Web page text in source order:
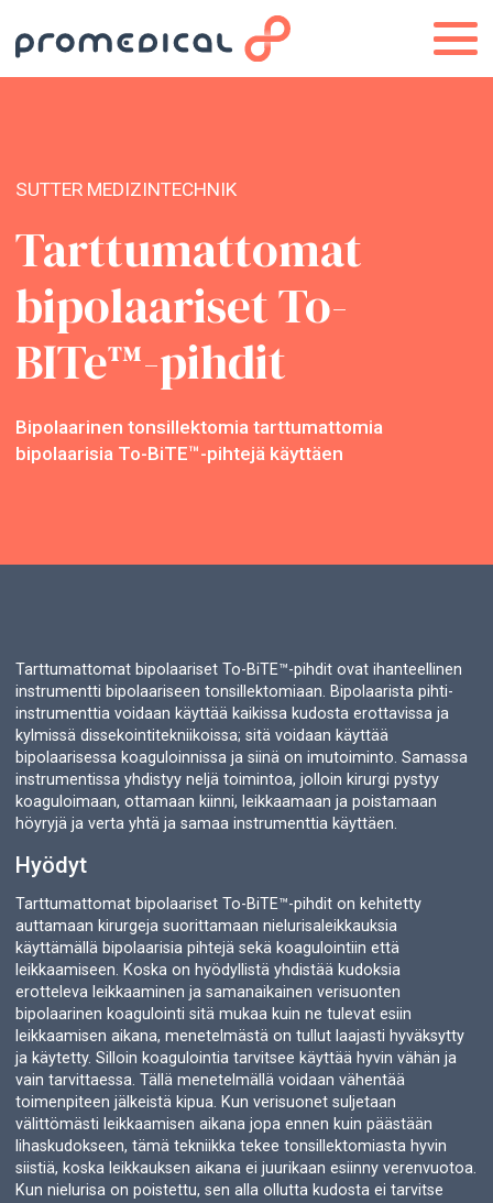
SUTTER MEDIZINTECHNIK
Tarttumattomat
bipolaariset To-
BITe™-pihdit
Bipolaarinen tonsillektomia tarttumattomia
bipolaarisia To-BiTE™-pihtejä käyttäen
Tarttumattomat bipolaariset To-BiTE™-pihdit ovat ihanteellinen
instrumentti bipolaariseen tonsillektomiaan. Bipolaarista pihti-
instrumenttia voidaan käyttää kaikissa kudosta erottavissa ja
kylmissä dissekointitekniikoissa; sitä voidaan käyttää
bipolaarisessa koaguloinnissa ja siinä on imutoiminto. Samassa
instrumentissa yhdistyy neljä toimintoa, jolloin kirurgi pystyy
koaguloimaan, ottamaan kiinni, leikkaamaan ja poistamaan
höyryjä ja verta yhtä ja samaa instrumenttia käyttäen.
Hyödyt
Tarttumattomat bipolaariset To-BiTE™-pihdit on kehitetty
auttamaan kirurgeja suorittamaan nielurisaleikkauksia
käyttämällä bipolaarisia pihtejä sekä koagulointiin että
leikkaamiseen. Koska on hyödyllistä yhdistää kudoksia
erotteleva leikkaaminen ja samanaikainen verisuonten
bipolaarinen koagulointi sitä mukaa kuin ne tulevat esiin
leikkaamisen aikana, menetelmästä on tullut laajasti hyväksytty
ja käytetty. Silloin koagulointia tarvitsee käyttää hyvin vähän ja
vain tarvittaessa. Tällä menetelmällä voidaan vähentää
toimenpiteen jälkeistä kipua. Kun verisuonet suljetaan
välittömästi leikkaamisen aikana jopa ennen kuin päästään
lihaskudokseen, tämä tekniikka tekee tonsillektomiasta hyvin
siistiä, koska leikkauksen aikana ei juurikaan esiinny verenvuotoa.
Kun nielurisa on poistettu, sen alla ollutta kudosta ei tarvitse